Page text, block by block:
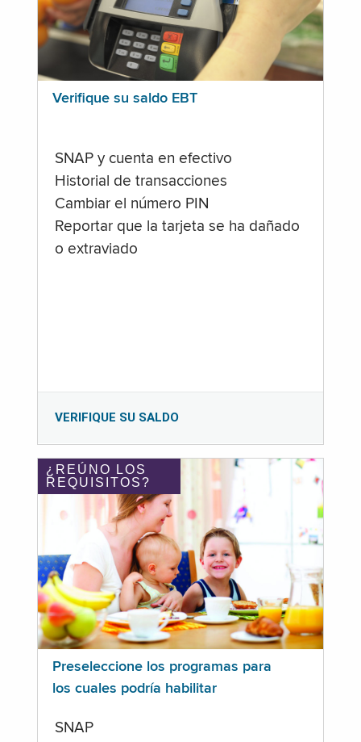
Verifique su saldo EBT
SNAP y cuenta en efectivo
Historial de transacciones
Cambiar el número PIN
Reportar que la tarjeta se ha dañado
o extraviado
VERIFIQUE SU SALDO
¿REÚNO LOS
REQUISITOS?
Preseleccione los programas para
los cuales podría habilitar
SNAP